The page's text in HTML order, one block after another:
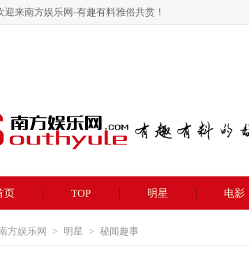
迎来南方娱乐网-有趣有料雅俗共赏！
页 TOP 明星 电影
方娱乐网 > 明星 > 秘闻趣事